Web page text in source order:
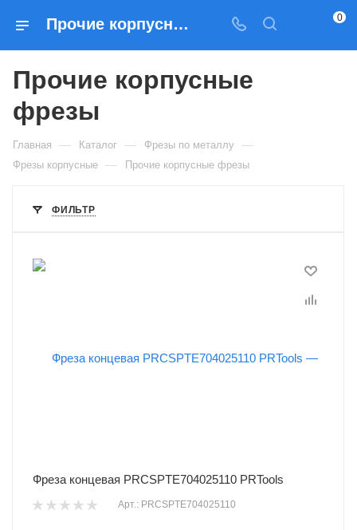
Прочие корпусные фрезы — купить в Москве в интернет-магазине Prados 0
Прочие корпусные
фрезы
Главная — Каталог — Фрезы по металлу —
Фрезы корпусные — Прочие корпусные фрезы
ФИЛЬТР
Фреза концевая PRCSPTE704025110 PRTools
Арт.: PRCSPTE704025110